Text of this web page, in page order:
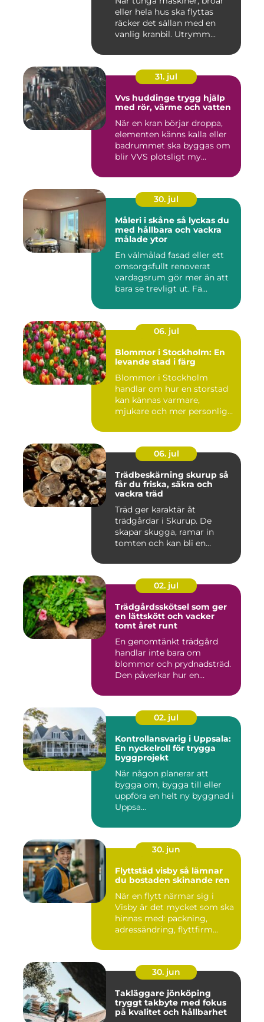
eller hela hus ska flyttas
räcker det sällan med en
vanlig kranbil. Utrymm...
31. jul
Vvs huddinge trygg hjälp
med rör, värme och vatten
När en kran börjar droppa,
elementen känns kalla eller
badrummet ska byggas om
blir VVS plötsligt my...
30. jul
Måleri i skåne så lyckas du
med hållbara och vackra
målade ytor
En välmålad fasad eller ett
omsorgsfullt renoverat
vardagsrum gör mer än att
bara se trevligt ut. Fä...
06. jul
Blommor i Stockholm: En
levande stad i färg
Blommor i Stockholm
handlar om hur en storstad
kan kännas varmare,
mjukare och mer personlig
06. jul
Trädbeskärning skurup så
får du friska, säkra och
vackra träd
Träd ger karaktär åt
trädgårdar i Skurup. De
skapar skugga, ramar in
tomten och kan bli en
02. jul
Trädgårdsskötsel som ger
en lättskött och vacker
tomt året runt
En genomtänkt trädgård
handlar inte bara om
blommor och prydnadsträd.
Den påverkar hur en
02. jul
Kontrollansvarig i Uppsala:
En nyckelroll för trygga
byggprojekt
När någon planerar att
bygga om, bygga till eller
uppföra en helt ny byggnad i
Uppsa...
30. jun
Flyttstäd visby så lämnar
du bostaden skinande ren
När en flytt närmar sig i
Visby är det mycket som ska
hinnas med: packning,
adressändring, flyttfirm...
30. jun
Takläggare jönköping
tryggt takbyte med fokus
på kvalitet och hållbarhet